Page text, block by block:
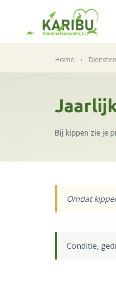
Home › Diensten
Bij kippen zie je
Omdat
Conditie,